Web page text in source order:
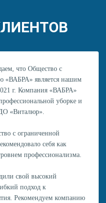
что Общество с
«ВАБРА» является нашим
г. Компания «ВАБРА»
уборке и
«Виталюр».
с ограниченной
себя как
профессионализма.
свой высокий
подход к
Рекомендуем компанию